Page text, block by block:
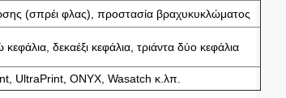
(σπρέι φλας), προστασία βραχυκυκλώματος
δεκαέξι κεφάλια, τριάντα δύο κεφάλια
UltraPrint, ONYX, Wasatch κ.λπ.